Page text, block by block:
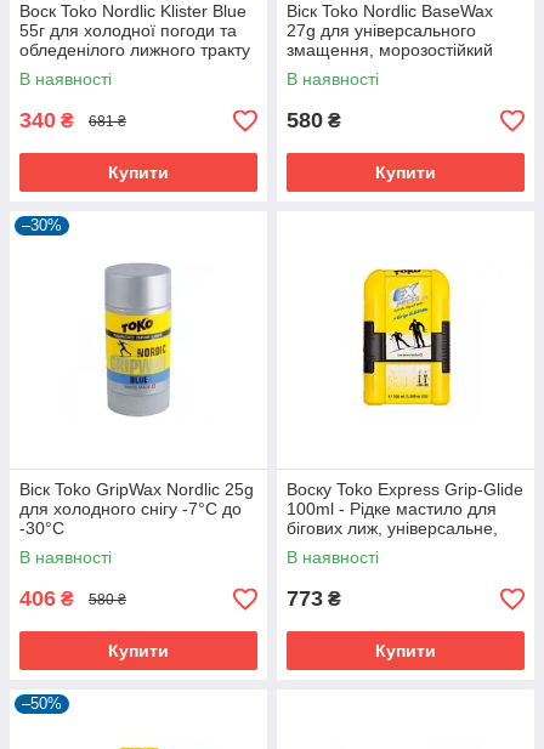
Воск Toko Nordlic Klister Blue
55г для холодної погоди та
обледенілого лижного тракту
В наявності
340 ₴ 681 ₴
Купити
Віск Toko Nordlic BaseWax
27g для універсального
змащення, морозостійкий
-30°C
В наявності
580 ₴
Купити
–30%
Віск Toko GripWax Nordlic 25g
для холодного снігу -7°C до
-30°C
В наявності
406 ₴ 580 ₴
Купити
Воску Toko Express Grip-Glide
100ml - Рідке мастило для
бігових лиж, універсальне,
холодне нанесення, для всіх
снігів.
В наявності
773 ₴
Купити
–50%